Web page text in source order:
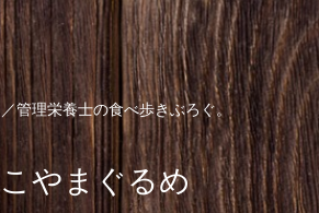
管理栄養士の食べ歩きぶろぐ。
やまぐるめ